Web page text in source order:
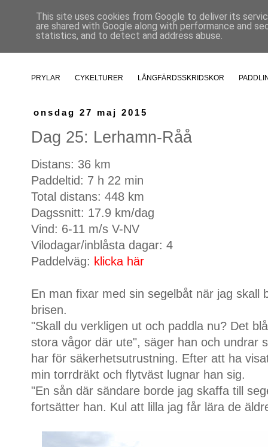
PRYLAR CYKELTURER LÅNGFÄRDSSKRIDSKOR
onsdag 27 maj 2015
Dag 25: Lerhamn-Råå
Distans: 36 km
Paddeltid: 7 h 22 min
Total distans: 448 km
Dagssnitt: 17.9 km/dag
Vind: 6-11 m/s V-NV
Vilodagar/inblåsta dagar: 4
Paddelväg: klicka här
En man fixar med sin segelbåt när jag skall
brisen.
"Skall du verkligen ut och paddla nu? Det
stora vågor där ute", säger han och undrar
har för säkerhetsutrustning. Efter att ha
min torrdräkt och flytväst lugnar han sig.
"En sån där sändare borde jag skaffa till
fortsätter han. Kul att lilla jag får lära de
This site uses cookies from Google to deliver its
are shared with Google along with performance and
statistics, and to detect and address abuse.